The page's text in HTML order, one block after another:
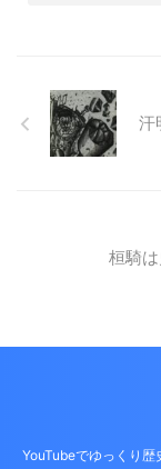
汗
桓騎
YouTubeでゆっくり